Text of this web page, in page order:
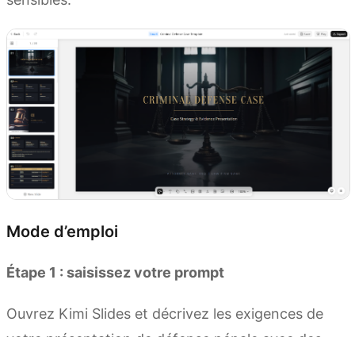
Mode d’emploi
Étape 1 : saisissez votre prompt
Ouvrez Kimi Slides et décrivez les exigences de